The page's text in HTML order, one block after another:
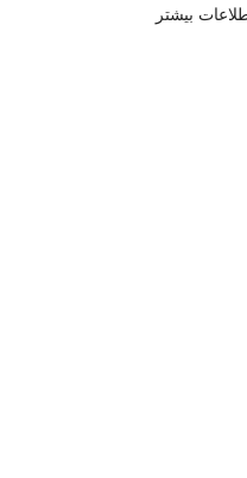
بیشتر